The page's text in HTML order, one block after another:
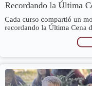
Recordando la Última
Cada curso compartió un
recordando la Última Cena